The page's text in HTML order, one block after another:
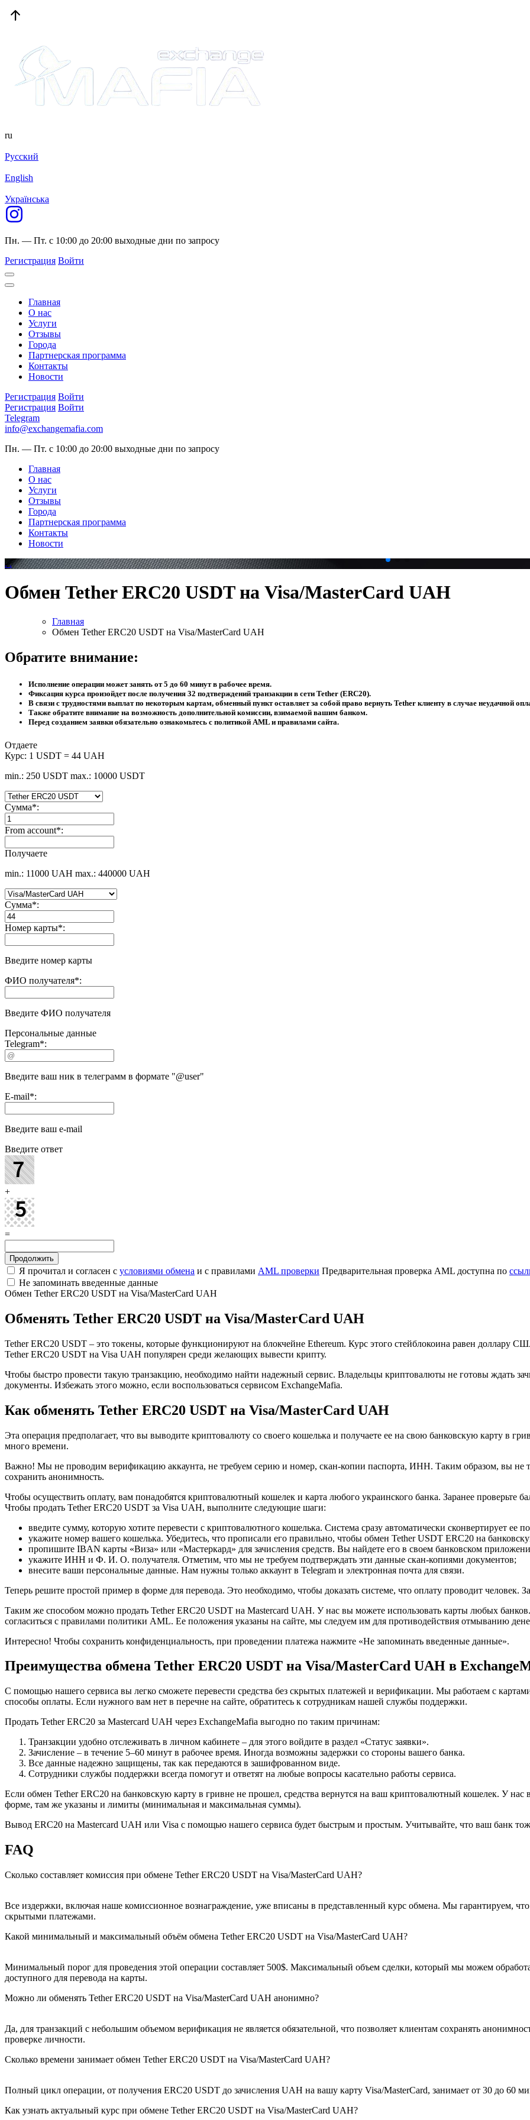
ru
Русский
English
Українська
Пн. — Пт. с 10:00 до 20:00 выходные дни по запросу
Регистрация Войти
Главная
О нас
Услуги
Отзывы
Города
Партнерская программа
Контакты
Новости
Регистрация Войти
Регистрация Войти
Telegram
info@exchangemafia.com
Пн. — Пт. с 10:00 до 20:00 выходные дни по запросу
Главная
О нас
Услуги
Отзывы
Города
Партнерская программа
Контакты
Новости
Обмен Tether ERC20 USDT на Visa/MasterCard UAH
Главная
Обмен Tether ERC20 USDT на Visa/MasterCard UAH
Обратите внимание:
Исполнение операции может занять от 5 до 60 минут в рабочее время.
Фиксация курса произойдет после получения 32 подтверждений транзакции в сети Tether (ERC20).
В связи с трудностями выплат по некоторым картам, обменный пункт оставляет за собой право вернуть Tether клиенту в случае неудачной
Также обратите внимание на возможность дополнительной комиссии, взимаемой вашим банком.
Перед созданием заявки обязательно ознакомьтесь с политикой AML и правилами сайта.
Отдаете
Курс: 1 USDT = 44 UAH
min.: 250 USDT max.: 10000 USDT
Сумма*:
From account*:
Получаете
min.: 11000 UAH max.: 440000 UAH
Сумма*:
Номер карты*:
Введите номер карты
ФИО получателя*:
Введите ФИО получателя
Персональные данные
Telegram*:
Введите ваш ник в телеграмм в формате "@user"
E-mail*:
Введите ваш e-mail
Введите ответ
+
=
Я прочитал и согласен с условиями обмена и с правилами AML проверки Предварительная проверка AML доступна по
Не запоминать введенные данные
Обмен Tether ERC20 USDT на Visa/MasterCard UAH
Обменять Tether ERC20 USDT на Visa/MasterCard UAH
Tether ERC20 USDT – это токены, которые функционируют на блокчейне Ethereum. Курс этого стейблокоина равен доллару
Tether ERC20 USDT на Visa UAH популярен среди желающих вывести крипту.
Чтобы быстро провести такую транзакцию, необходимо найти надежный сервис. Владельцы криптовалюты не готовы ждать
документы. Избежать этого можно, если воспользоваться сервисом ExchangeMafia.
Как обменять Tether ERC20 USDT на Visa/MasterCard UAH
Эта операция предполагает, что вы выводите криптовалюту со своего кошелька и получаете ее на свою банковскую карту в
много времени.
Важно! Мы не проводим верификацию аккаунта, не требуем серию и номер, скан-копии паспорта, ИНН. Таким образом, вы не
сохранить анонимность.
Чтобы осуществить оплату, вам понадобятся криптовалютный кошелек и карта любого украинского банка. Заранее проверьте
Чтобы продать Tether ERC20 USDT за Visa UAH, выполните следующие шаги:
введите сумму, которую хотите перевести с криптовалютного кошелька. Система сразу автоматически сконвертирует ее
укажите номер вашего кошелька. Убедитесь, что прописали его правильно, чтобы обмен Tether USDT ERC20 на
пропишите IBAN карты «Виза» или «Мастеркард» для зачисления средств. Вы найдете его в своем банковском
укажите ИНН и Ф. И. О. получателя. Отметим, что мы не требуем подтверждать эти данные скан-копиями документов;
внесите ваши персональные данные. Нам нужны только аккаунт в Telegram и электронная почта для связи.
Теперь решите простой пример в форме для перевода. Это необходимо, чтобы доказать системе, что оплату проводит человек.
Таким же способом можно продать Tether ERC20 USDT на Mastercard UAH. У нас вы можете использовать карты любых
согласиться с правилами политики AML. Ее положения указаны на сайте, мы следуем им для противодействия отмыванию
Интересно! Чтобы сохранить конфиденциальность, при проведении платежа нажмите «Не запоминать введенные данные».
Преимущества обмена Tether ERC20 USDT на Visa/MasterCard UAH в
С помощью нашего сервиса вы легко сможете перевести средства без скрытых платежей и верификации. Мы работаем с
способы оплаты. Если нужного вам нет в перечне на сайте, обратитесь к сотрудникам нашей службы поддержки.
Продать Tether ERC20 за Mastercard UAH через ExchangeMafia выгодно по таким причинам:
Транзакции удобно отслеживать в личном кабинете – для этого войдите в раздел «Статус заявки».
Зачисление – в течение 5–60 минут в рабочее время. Иногда возможны задержки со стороны вашего банка.
Все данные надежно защищены, так как передаются в зашифрованном виде.
Сотрудники службы поддержки всегда помогут и ответят на любые вопросы касательно работы сервиса.
Если обмен Tether ERC20 на банковскую карту в гривне не прошел, средства вернутся на ваш криптовалютный кошелек. У нас
форме, там же указаны и лимиты (минимальная и максимальная суммы).
Вывод ERC20 на Mastercard UAH или Visa с помощью нашего сервиса будет быстрым и простым. Учитывайте, что ваш банк
FAQ
Сколько составляет комиссия при обмене Tether ERC20 USDT на Visa/MasterCard UAH?
Все издержки, включая наше комиссионное вознаграждение, уже вписаны в представленный курс обмена. Мы гарантируем,
скрытыми платежами.
Какой минимальный и максимальный объём обмена Tether ERC20 USDT на Visa/MasterCard UAH?
Минимальный порог для проведения этой операции составляет 500$. Максимальный объем сделки, который мы можем
доступного для перевода на карты.
Можно ли обменять Tether ERC20 USDT на Visa/MasterCard UAH анонимно?
Да, для транзакций с небольшим объемом верификация не является обязательной, что позволяет клиентам сохранять
проверке личности.
Сколько времени занимает обмен Tether ERC20 USDT на Visa/MasterCard UAH?
Полный цикл операции, от получения ERC20 USDT до зачисления UAH на вашу карту Visa/MasterCard, занимает от 30 до 60
Как узнать актуальный курс при обмене Tether ERC20 USDT на Visa/MasterCard UAH?